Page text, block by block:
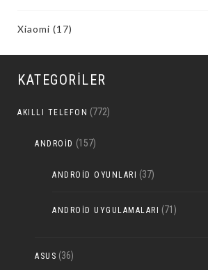
Xiaomi (17)
KATEGORILER
AKILLI TELEFON (772)
ANDROID (157)
ANDROID OYUNLARI (37)
ANDROID UYGULAMALARI (71)
ASUS (36)